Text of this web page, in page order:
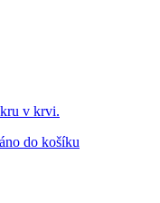
v krvi.
do košíku